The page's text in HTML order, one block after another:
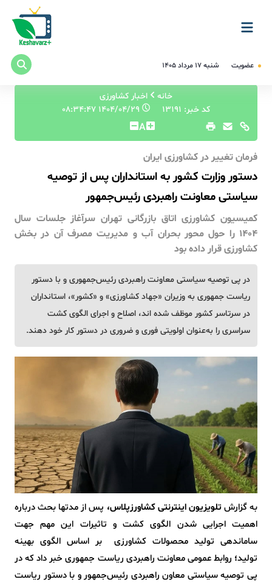
عضویت شنبه ۱۷ مرداد ۱۴۰۵
خانه
اخبار کشاورزی
کد خبر: 13191
A
فرمان تغییر در کشاورزی ایران
دستور وزارت کشور به استانداران پس از توصیه
سیاستی معاونت راهبردی رئیس‌جمهور
کمیسیون کشاورزی اتاق بازرگانی تهران سرآغاز جلسات سال
1404 را حول محور بحران آب و مدیریت مصرف آن در بخش
کشاورزی قرار داده بود
در پی توصیه سیاستی معاونت راهبردی رئیس‌جمهوری و با دستور
ریاست‌ جمهوری به وزیران «جهاد کشاورزی» و «کشور»، استانداران
در سرتاسر کشور موظف شده اند، اصلاح و اجرای الگوی کشت
سراسری را به‌عنوان اولویتی فوری و ضروری در دستور کار خود دهند.
به گزارشتلویزیون اینترنتی کشاورزپلاس، پس از مدتها بحث درباره
اهمیت اجرایی شدن الگوی کشت و تاثیرات این مهم جهت
ساماندهی تولید محصولات کشاورزی بر اساس الگوی بهینه
تولید؛ روابط عمومی معاونت راهبردی ریاست جمهوری خبر داد که در
پی توصیه سیاستی معاون راهبردی رئیس‌جمهور و با دستور ریاست‌